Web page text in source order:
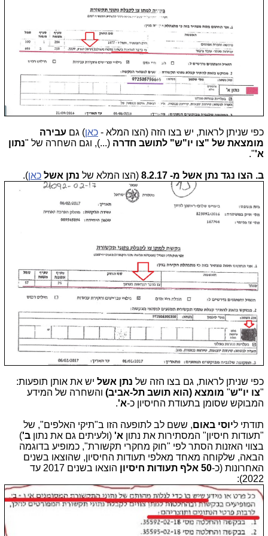
כפי שניתן לראות, יש בצו הזה (הצו המלא - כאן) גם עבירה
מומצאת של "צו יו"ש" לתושב חדרה (...), וגם השחרה של "נתון
א'".
ב. הצו נגד נתן אשל מ- 8.2.17 (הצו המלא של נתן אשל כאן).
כפי שניתן לראות, גם בצו הזה של נתן אשל יש את אותן תופעות:
"צו יו"ש" מומצא (הוא תושב תל-אביב) והשחרה של המידע
המבוקש שסומן בתעודת החיסיון כ-א'.
תודתי ליוסי באום, ששם לב לתופעה הזו ב"תיקי האלפים", של
"תעודות חיסיון" המסתירות את נתון א' (ולעיתים גם את נתון ב')
בצווי האזנות הסתר לפי "חוק מחקרי תקשורת", כמופיע בדוגמה
הבאה, שלקוחה מאחד מאלפי תעודות החיסיון, שהוצאו בשנים
האחרונות (כ-50 אלף תעודות חיסיון
הוצאו בשנים 2017 עד
2022):